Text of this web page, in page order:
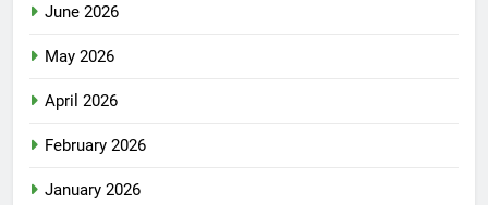
June 2026
May 2026
April 2026
February 2026
January 2026